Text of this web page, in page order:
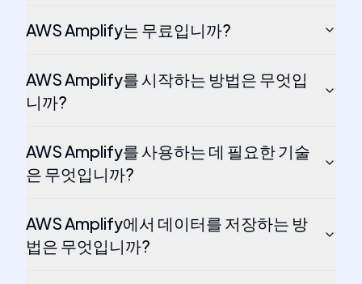
AWS Amplify는 무료입니까?
AWS Amplify를 시작하는 방법은 무엇입
니까?
AWS Amplify를 사용하는 데 필요한 기술
은 무엇입니까?
AWS Amplify에서 데이터를 저장하는 방
법은 무엇입니까?